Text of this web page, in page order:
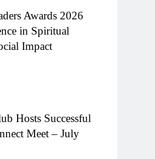
Awards 2026
in Spiritual
Impact
Hosts Successful
Meet – July